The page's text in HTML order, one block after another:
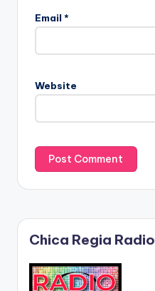
Email *
Website
Chica Regia Radio